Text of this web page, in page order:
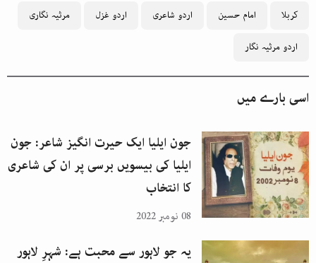
کربلا امام حسین اردو شاعری اردو غزل مرثیہ نگاری
اردو مرثیہ نگار
اسی بارے میں
جون ایلیا ایک حیرت انگیز شاعر: جون
ایلیا کی بیسویں برسی پر ان کی شاعری
کا انتخاب
08 نومبر 2022
یہ جو لاہور سے محبت ہے: شہرِ لاہور